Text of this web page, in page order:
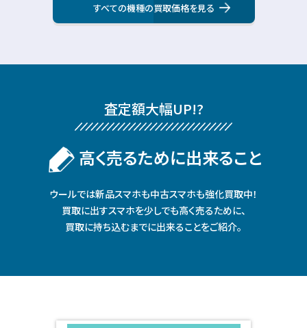
すべての機種の買取価格を見る
査定額⼤幅UP!?
⾼く売るために出来ること
ウールでは新品スマホも中古スマホも強化買取中！
買取に出すスマホを少しでも⾼く売るために、
買取に持ち込むまでに出来ることをご紹介。